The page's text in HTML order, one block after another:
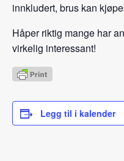
innkludert, brus kan
Håper riktig mange har
virkelig interessant!
Legg til i kalender